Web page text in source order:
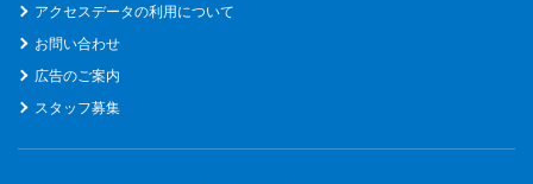
アクセスデータの利用について
お問い合わせ
広告のご案内
スタッフ募集